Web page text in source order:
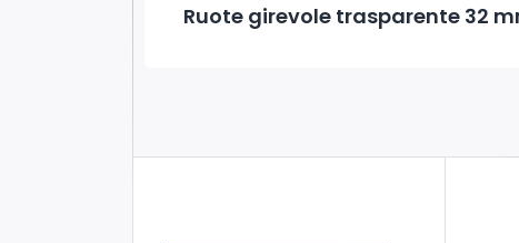
Ruote girevole trasparente 32